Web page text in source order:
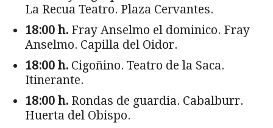
La Recua Teatro. Plaza Cervantes.
18:00 h. Fray Anselmo el dominico. Fray
Anselmo. Capilla del Oidor.
18:00 h. Cigoñino. Teatro de la Saca.
Itinerante.
18:00 h. Rondas de guardia. Cabalburr.
Huerta del Obispo.